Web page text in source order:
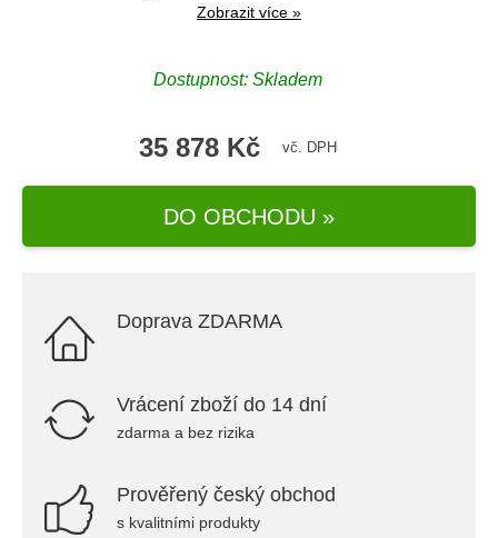
Zobrazit více »
Dostupnost: Skladem
35 878 Kč vč. DPH
DO OBCHODU »
Doprava ZDARMA
Vrácení zboží do 14 dní
zdarma a bez rizika
Prověřený český obchod
s kvalitními produkty